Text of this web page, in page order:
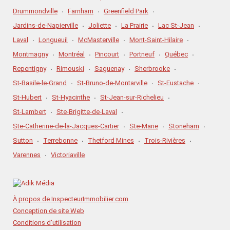
Drummondville
Farnham
Greenfield Park
Jardins-de-Napierville
Joliette La Prairie
Lac St-Jean
Laval
Longueuil McMasterville
Mont-Saint-Hilaire
Montmagny
Montréal Pincourt Portneuf
Québec
Repentigny
Rimouski Saguenay
Sherbrooke
St-Basile-le-Grand
St-Bruno-de-Montarville
St-Eustache
St-Hubert
St-Hyacinthe
St-Jean-sur-Richelieu
St-Lambert
Ste-Brigitte-de-Laval
Ste-Catherine-de-la-Jacques-Cartier
Ste-Marie
Stoneham
Sutton
Terrebonne Thetford Mines
Trois-Rivières
Varennes
Victoriaville
À propos de InspecteurImmobilier.com
Conception de site Web
Conditions d'utilisation